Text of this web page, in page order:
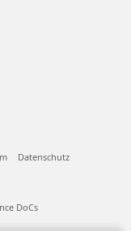
Datenschutz
DoCs